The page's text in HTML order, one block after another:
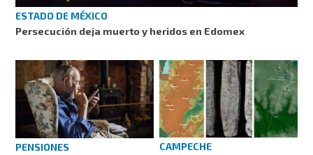
ESTADO DE MÉXICO
Persecución deja muerto y heridos en Edomex
PENSIONES
CAMPECHE